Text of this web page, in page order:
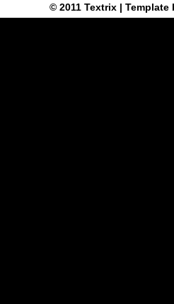
© 2011 Textrix| Template